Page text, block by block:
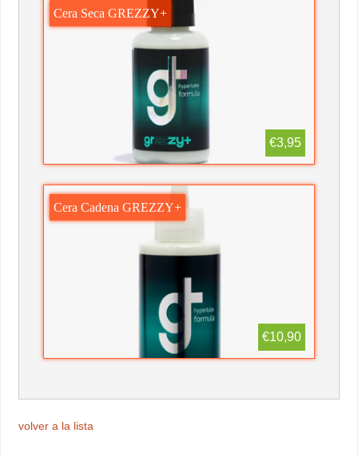
Cera Seca GREZZY+
€3,95
Cera Cadena GREZZY+
€10,90
volver a la lista